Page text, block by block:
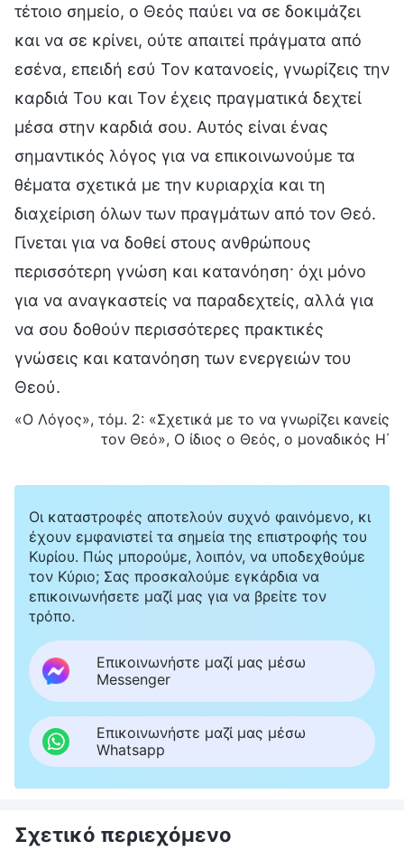
τέτοιο σημείο, ο Θεός παύει να σε δοκιμάζει
και να σε κρίνει, ούτε απαιτεί πράγματα από
εσένα, επειδή εσύ Τον κατανοείς, γνωρίζεις την
καρδιά Του και Τον έχεις πραγματικά δεχτεί
μέσα στην καρδιά σου. Αυτός είναι ένας
σημαντικός λόγος για να επικοινωνούμε τα
θέματα σχετικά με την κυριαρχία και τη
διαχείριση όλων των πραγμάτων από τον Θεό.
Γίνεται για να δοθεί στους ανθρώπους
περισσότερη γνώση και κατανόηση· όχι μόνο
για να αναγκαστείς να παραδεχτείς, αλλά για
να σου δοθούν περισσότερες πρακτικές
γνώσεις και κατανόηση των ενεργειών του
Θεού.
«Ο Λόγος», τόμ. 2: «Σχετικά με το να γνωρίζει κανείς
τον Θεό», Ο ίδιος ο Θεός, ο μοναδικός Η΄
Οι καταστροφές αποτελούν συχνό φαινόμενο, κι
έχουν εμφανιστεί τα σημεία της επιστροφής του
Κυρίου. Πώς μπορούμε, λοιπόν, να υποδεχθούμε
τον Κύριο; Σας προσκαλούμε εγκάρδια να
επικοινωνήσετε μαζί μας για να βρείτε τον
τρόπο.
Επικοινωνήστε μαζί μας μέσω
Messenger
Επικοινωνήστε μαζί μας μέσω
Whatsapp
Σχετικό περιεχόμενο